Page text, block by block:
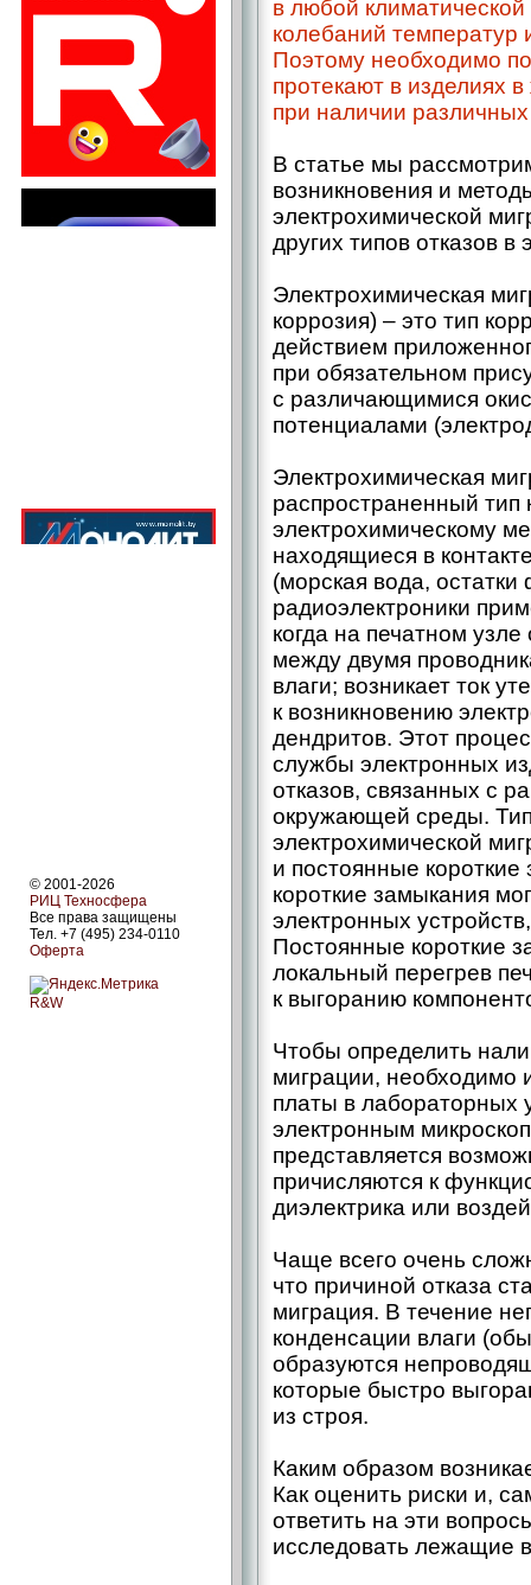
© 2001-2026
РИЦ Техносфера
Все права защищены
Тел. +7 (495) 234-0110
Оферта
R&W
в любой
колебаний температур
Поэтому необходимо
протекают в изделиях
при наличии
В статье мы
возникновения и
электрохимической
других типов отказов
Электрохимическая
коррозия) – ​это тип
действием
при обязательном
с различающимися
потенциалами
Электрохимическая
распространенный тип
электрохимическому
находящиеся в
(морская вода,
радиоэлектроники
когда на печатном
между двумя
влаги; возникает ток
к возникновению
дендритов. Этот
службы электронных
отказов, связанных с
окружающей среды.
электрохимической
и постоянные
короткие замыкания
электронных
Постоянные короткие
локальный перегрев
к выгоранию
Чтобы определить
миграции, необходимо
платы в лабораторных
электронным
представляется
причисляются к
диэлектрика или
Чаще всего очень
что причиной отказа
миграция. В течение
конденсации влаги
образуются
которые быстро
из строя.
Каким образом
Как оценить риски и,
ответить на эти
исследовать лежащие